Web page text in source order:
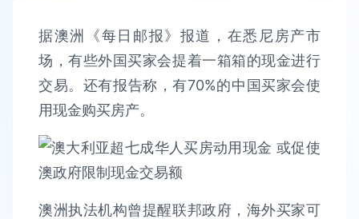
据澳洲《每日邮报》报道，在悉尼房产市
场，有些外国买家会提着一箱箱的现金进行
交易。还有报告称，有70%的中国买家会使
用现金购买房产。
澳洲执法机构曾提醒联邦政府，海外买家可